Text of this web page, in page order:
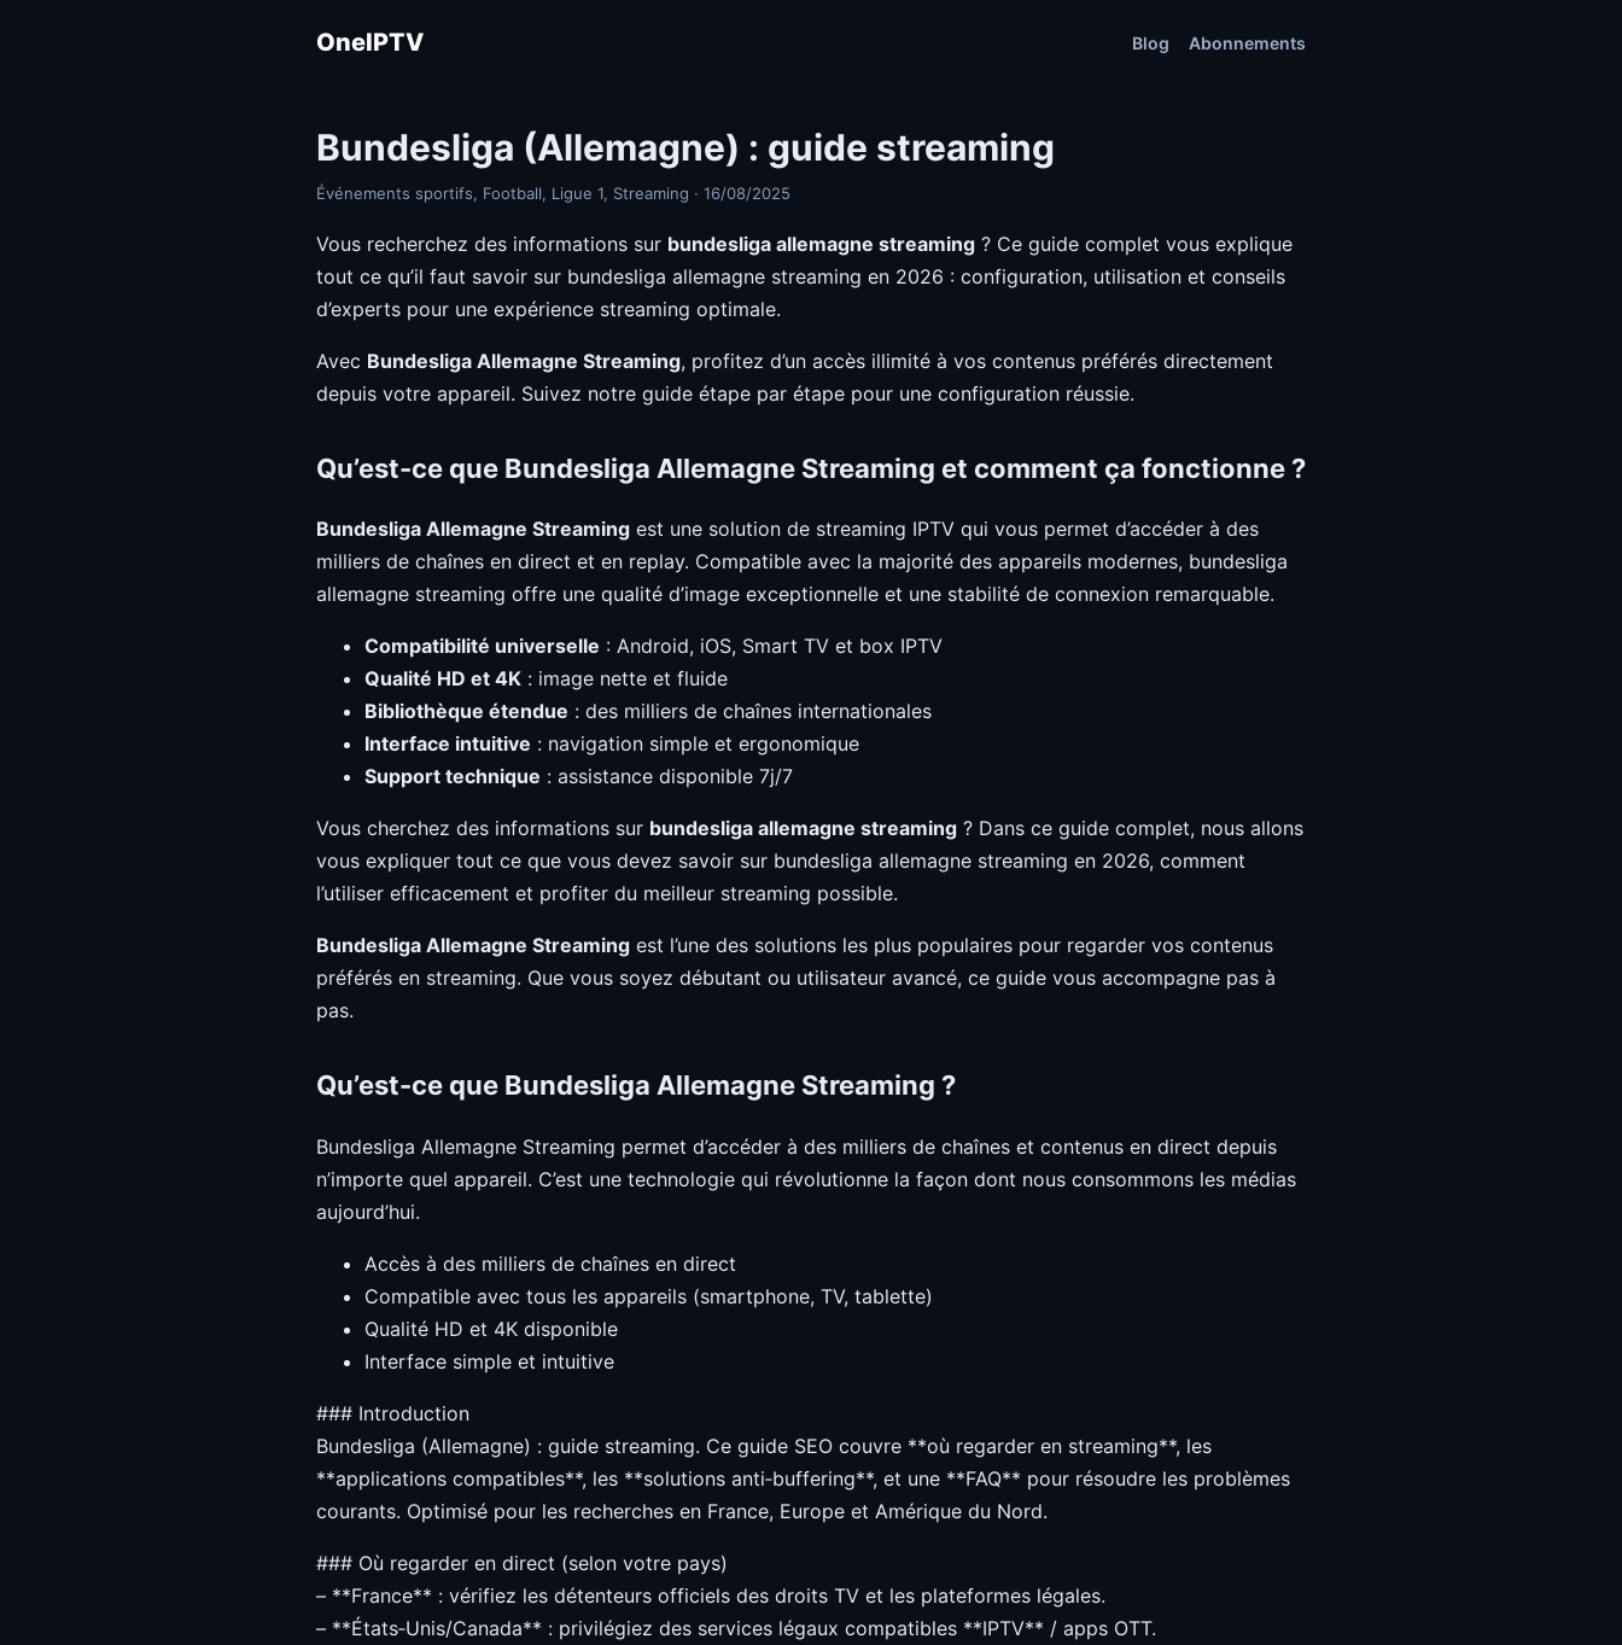
OneIPTV Blog Abonnements
Bundesliga (Allemagne) : guide streaming
Événements sportifs, Football, Ligue 1, Streaming · 16/08/2025
Vous recherchez des informations sur bundesliga allemagne streaming ? Ce guide complet vous explique
tout ce qu’il faut savoir sur bundesliga allemagne streaming en 2026 : configuration, utilisation et conseils
d’experts pour une expérience streaming optimale.
Avec Bundesliga Allemagne Streaming, profitez d’un accès illimité à vos contenus préférés directement
depuis votre appareil. Suivez notre guide étape par étape pour une configuration réussie.
Qu’est-ce que Bundesliga Allemagne Streaming et comment ça fonctionne ?
Bundesliga Allemagne Streaming est une solution de streaming IPTV qui vous permet d’accéder à des
milliers de chaînes en direct et en replay. Compatible avec la majorité des appareils modernes, bundesliga
allemagne streaming offre une qualité d’image exceptionnelle et une stabilité de connexion remarquable.
Compatibilité universelle : Android, iOS, Smart TV et box IPTV
Qualité HD et 4K : image nette et fluide
Bibliothèque étendue : des milliers de chaînes internationales
Interface intuitive : navigation simple et ergonomique
Support technique : assistance disponible 7j/7
Vous cherchez des informations sur bundesliga allemagne streaming ? Dans ce guide complet, nous allons
vous expliquer tout ce que vous devez savoir sur bundesliga allemagne streaming en 2026, comment
l’utiliser efficacement et profiter du meilleur streaming possible.
Bundesliga Allemagne Streaming est l’une des solutions les plus populaires pour regarder vos contenus
préférés en streaming. Que vous soyez débutant ou utilisateur avancé, ce guide vous accompagne pas à
pas.
Qu’est-ce que Bundesliga Allemagne Streaming ?
Bundesliga Allemagne Streaming permet d’accéder à des milliers de chaînes et contenus en direct depuis
n’importe quel appareil. C’est une technologie qui révolutionne la façon dont nous consommons les médias
aujourd’hui.
Accès à des milliers de chaînes en direct
Compatible avec tous les appareils (smartphone, TV, tablette)
Qualité HD et 4K disponible
Interface simple et intuitive
### Introduction
Bundesliga (Allemagne) : guide streaming. Ce guide SEO couvre **où regarder en streaming**, les
**applications compatibles**, les **solutions anti‑buffering**, et une **FAQ** pour résoudre les problèmes
courants. Optimisé pour les recherches en France, Europe et Amérique du Nord.
### Où regarder en direct (selon votre pays)
– **France** : vérifiez les détenteurs officiels des droits TV et les plateformes légales.
– **États‑Unis/Canada** : privilégiez des services légaux compatibles **IPTV** / apps OTT.